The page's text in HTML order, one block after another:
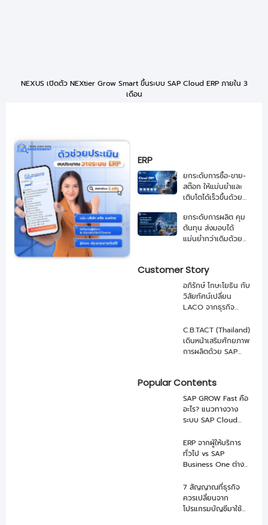
NEXUS เปิดตัว NEXtier Grow Smart ขึ้นระบบ SAP Cloud ERP ภายใน 3
เดือน
ERP
ยกระดับการซื้อ-ขาย-
สต๊อก ให้แม่นยำและ
เติบโตได้เร็วขึ้นด้วย
ธุรกิจ Trading
ยกระดับการผลิต คุม
ต้นทุน ส่งมอบได้
แม่นยำกว่าเดิมด้วย
ผลิต OEM
Customer Story
อภิรักษ์ โกษะโยธิน กับ
วิสัยทัศน์เปลี่ยน
LACO จากธุรกิจ
ระดับโลกด้วย SAP
และ NEXUS
C.B.TACT (Thailand)
เดินหน้าเสริมศักยภาพ
การผลิตด้วย SAP
Popular Contents
SAP GROW Fast คือ
อะไร? แนวทางวาง
ระบบ SAP Cloud
เร็วขึ้น
ERP จากผู้ให้บริการ
ทั่วไป vs SAP
Business One ต่าง
ไหนดี
7 สัญญาณที่ธุรกิจ
ควรเปลี่ยนจาก
โปรแกรมบัญชีมาใช้